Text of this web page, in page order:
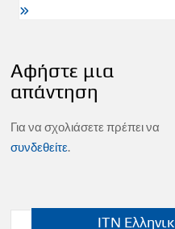
Αφήστε μια
απάντηση
Για να σχολιάσετε πρέπει να
συνδεθείτε.
ITN